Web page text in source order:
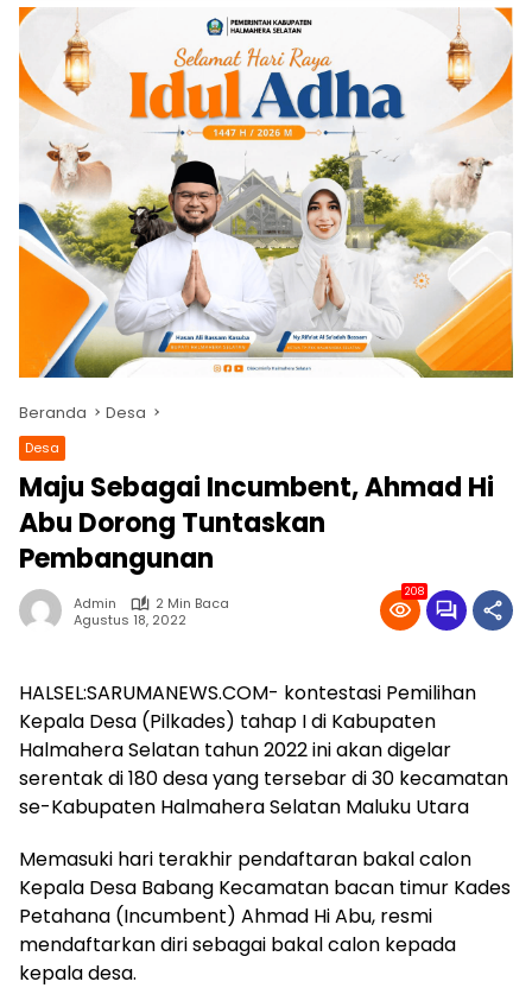
Beranda Desa
Desa
Maju Sebagai Incumbent, Ahmad Hi
Abu Dorong Tuntaskan
Pembangunan
Admin
2 Min Baca
Agustus 18, 2022
208
HALSEL:SARUMANEWS.COM- kontestasi Pemilihan
Kepala Desa (Pilkades) tahap I di Kabupaten
Halmahera Selatan tahun 2022 ini akan digelar
serentak di 180 desa yang tersebar di 30 kecamatan
se-Kabupaten Halmahera Selatan Maluku Utara
Memasuki hari terakhir pendaftaran bakal calon
Kepala Desa Babang Kecamatan bacan timur Kades
Petahana (Incumbent) Ahmad Hi Abu, resmi
mendaftarkan diri sebagai bakal calon kepada
kepala desa.